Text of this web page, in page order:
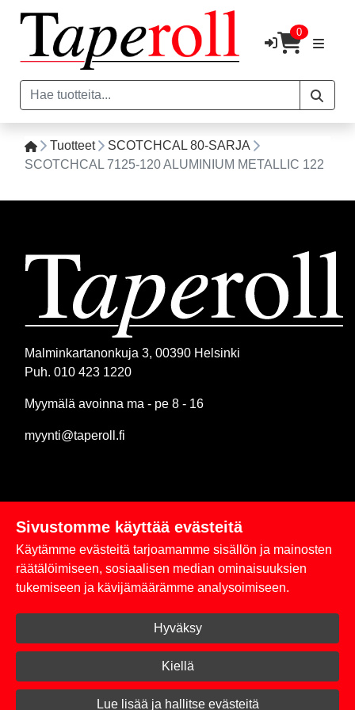
0
Tuotteet
SCOTCHCAL 80-SARJA
SCOTCHCAL 7125-120 ALUMINIUM METALLIC 122
Malminkartanonkuja 3, 00390 Helsinki
Puh. 010 423 1220
Myymälä avoinna ma - pe 8 - 16
myynti@taperoll.fi
Linkit
Rekisteriseloste
Toimitus- ja maksuehdot
Kirjaudu sisään
© 2026 Taperoll
Sivustomme käyttää evästeitä
Käytämme evästeitä tarjoamamme sisällön ja mainosten
räätälöimiseen, sosiaalisen median ominaisuuksien
tukemiseen ja kävijämäärämme analysoimiseen.
Hyväksy
Kiellä
Lue lisää ja hallitse evästeitä